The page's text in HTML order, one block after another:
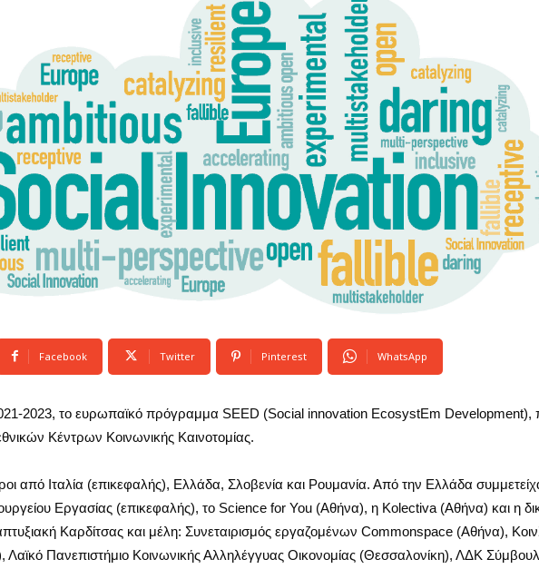
Facebook Twitter Pinterest WhatsApp
2023, το ευρωπαϊκό πρόγραμμα SEED (Social innovation EcosystEm Development),
Κέντρων Κοινωνικής Καινοτομίας.
από Ιταλία (επικεφαλής), Ελλάδα, Σλοβενία και Ρουμανία. Από την Ελλάδα
Εργασίας (επικεφαλής), το Science for You (Αθήνα), η Kolectiva (Αθήνα) και η
Καρδίτσας και μέλη: Συνεταιρισμός εργαζομένων Commonspace (Αθήνα),
Πανεπιστήμιο Κοινωνικής Αλληλέγγυας Οικονομίας (Θεσσαλονίκη), ΛΔΚ